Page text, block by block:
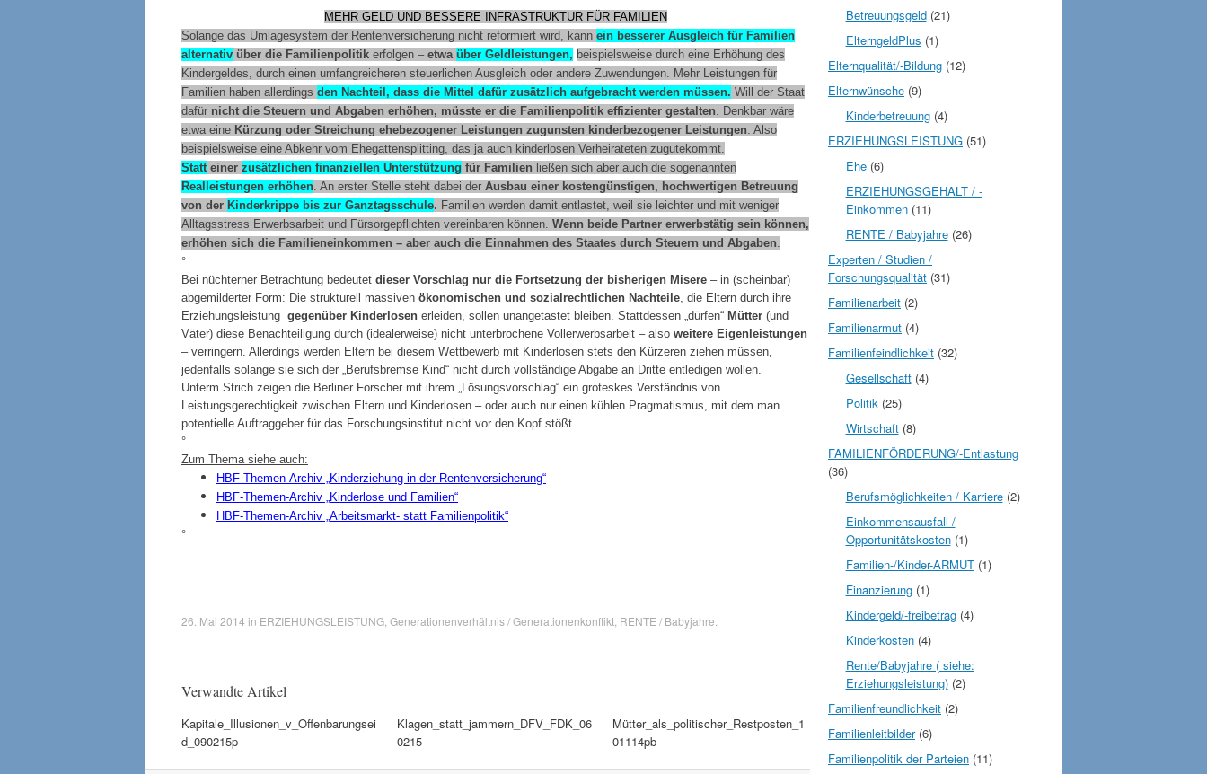
MEHR GELD UND BESSERE INFRASTRUKTUR FÜR FAMILIEN
Solange das Umlagesystem der Rentenversicherung nicht reformiert wird, kann ein besserer Ausgleich für Familien
alternativ über die Familienpolitik erfolgen – etwa über Geldleistungen, beispielsweise durch eine Erhöhung des
Kindergeldes, durch einen umfangreicheren steuerlichen Ausgleich oder andere Zuwendungen. Mehr Leistungen für
Familien haben allerdings den Nachteil, dass die Mittel dafür zusätzlich aufgebracht werden müssen. Will der Staat
dafür nicht die Steuern und Abgaben erhöhen, müsste er die Familienpolitik effizienter gestalten . Denkbar wäre
etwa eine Kürzung oder Streichung ehebezogener Leistungen zugunsten kinderbezogener Leistungen . Also
beispielsweise eine Abkehr vom Ehegattensplitting, das ja auch kinderlosen Verheirateten zugutekommt.
Statt einer zusätzlichen finanziellen Unterstützung für Familien ließen sich aber auch die sogenannten
Realleistungen erhöhen . An erster Stelle steht dabei der Ausbau einer kostengünstigen, hochwertigen Betreuung
von der Kinderkrippe bis zur Ganztagsschule. Familien werden damit entlastet, weil sie leichter und mit weniger
Alltagsstress Erwerbsarbeit und Fürsorgepflichten vereinbaren können. Wenn beide Partner erwerbstätig sein können,
erhöhen sich die Familieneinkommen – aber auch die Einnahmen des Staates durch Steuern und Abgaben
°
Bei nüchterner Betrachtung bedeutet dieser Vorschlag nur die Fortsetzung der bisherigen Misere – in (scheinbar)
abgemilderter Form: Die strukturell massiven ökonomischen und sozialrechtlichen Nachteile , die Eltern durch ihre
Erziehungsleistung gegenüber Kinderlosen erleiden, sollen unangetastet bleiben. Stattdessen „dürfen“ Mütter (und
Väter) diese Benachteiligung durch (idealerweise) nicht unterbrochene Vollerwerbsarbeit – also weitere Eigenleistungen
– verringern. Allerdings werden Eltern bei diesem Wettbewerb mit Kinderlosen stets den Kürzeren ziehen müssen,
jedenfalls solange sie sich der „Berufsbremse Kind“ nicht durch vollständige Abgabe an Dritte entledigen wollen.
Unterm Strich zeigen die Berliner Forscher mit ihrem „Lösungsvorschlag“ ein groteskes Verständnis von
Leistungsgerechtigkeit zwischen Eltern und Kinderlosen – oder auch nur einen kühlen Pragmatismus, mit dem man
potentielle Auftraggeber für das Forschungsinstitut nicht vor den Kopf stößt.
°
Zum Thema siehe auch:
HBF-Themen-Archiv „Kinderziehung in der Rentenversicherung“
HBF-Themen-Archiv „Kinderlose und Familien“
HBF-Themen-Archiv „Arbeitsmarkt- statt Familienpolitik“
°
26. Mai 2014 in ERZIEHUNGSLEISTUNG Generationenverhältnis / Generationenkonflikt RENTE / Babyjahre
Verwandte Artikel
Kapitale_Illusionen_v_Offenbarungsei
d_090215p
Klagen_statt_jammern_DFV_FDK_06
0215
Mütter_als_politischer_Restposten_1
01114pb
Betreuungsgeld(21)
ElterngeldPlus (1)
Elternqualität/-Bildung (12)
Elternwünsche (9)
Kinderbetreuung(4)
ERZIEHUNGSLEISTUNG (51)
Ehe(6)
ERZIEHUNGSGEHALT / -
Einkommen(11)
RENTE / Babyjahre(26)
Experten / Studien /
Forschungsqualität (31)
Familienarbeit (2)
Familienarmut (4)
Familienfeindlichkeit (32)
Gesellschaft(4)
Politik(25)
Wirtschaft(8)
FAMILIENFÖRDERUNG/-Entlastung
(36)
Berufsmöglichkeiten / Karriere(2)
Einkommensausfall /
Opportunitätskosten(1)
Familien-/Kinder-ARMUT(1)
Finanzierung(1)
Kindergeld/-freibetrag(4)
Kinderkosten(4)
Rente/Babyjahre ( siehe:
Erziehungsleistung)(2)
Familienfreundlichkeit (2)
Familienleitbilder(6)
Familienpolitik der Parteien (11)